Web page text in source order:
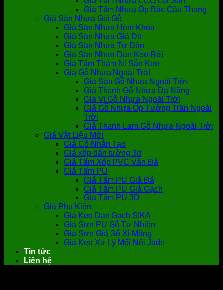
Giá Tấm Nhựa Ốp Bậc Cầu Thang
Giá Sàn Nhựa Giả Gỗ
Giá Sàn Nhựa Hèm Khóa
Giá Sàn Nhựa Giả Đá
Giá Sàn Nhựa Tự Dán
Giá Sàn Nhựa Dán Keo Rời
Giá Tấm Thảm Nỉ Sẵn Keo
Giá Gỗ Nhựa Ngoài Trời
Giá Sàn Gỗ Nhựa Ngoài Trời
Giá Thanh Gỗ Nhựa Đa Năng
Giá Vỉ Gỗ Nhựa Ngoài Trời
Giá Gỗ Nhựa Ốp Tường Trần Ngoài
Trời
Giá Thanh Lam Gỗ Nhựa Ngoài Trời
Giá Vật Liệu Mới
Giá Cỏ Nhân Tạo
Giá xốp dán tường 3d
Giá Tấm Xốp PVC Vân Đá
Giá Tấm PU
Giá Tấm PU Giả Đá
Giá Tấm PU Giả Gạch
Giá Tấm PU 3D
Giá Phụ Kiện
Giá Keo Dán Gạch SIKA
Giá Sơn PU Gỗ Tự Nhiên
Giá Sơn Giả Gỗ Xi Măng
Giá Keo Xử Lý Mối Nối Jade
Tin tức
Liên hệ